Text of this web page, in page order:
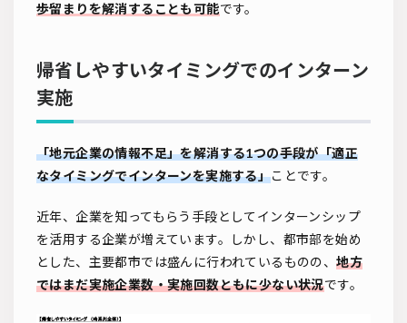
歩留まりを解消することも可能です。
帰省しやすいタイミングでのインターン
実施
「地元企業の情報不足」を解消する1つの手段が「適正
なタイミングでインターンを実施する」ことです。
近年、企業を知ってもらう手段としてインターンシップ
を活用する企業が増えています。しかし、都市部を始め
とした、主要都市では盛んに行われているものの、地方
ではまだ実施企業数・実施回数ともに少ない状況です。